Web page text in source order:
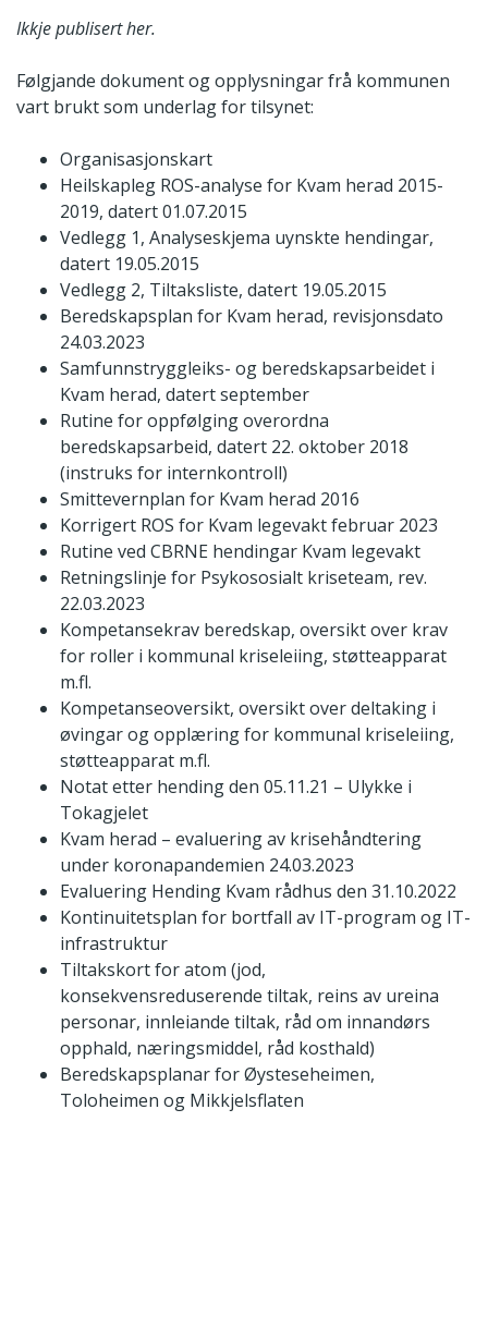
Ikkje publisert her.
Følgjande dokument og opplysningar frå kommunen
vart brukt som underlag for tilsynet:
Organisasjonskart
Heilskapleg ROS-analyse for Kvam herad 2015-
2019, datert 01.07.2015
Vedlegg 1, Analyseskjema uynskte hendingar,
datert 19.05.2015
Vedlegg 2, Tiltaksliste, datert 19.05.2015
Beredskapsplan for Kvam herad, revisjonsdato
24.03.2023
Samfunnstryggleiks- og beredskapsarbeidet i
Kvam herad, datert september
Rutine for oppfølging overordna
beredskapsarbeid, datert 22. oktober 2018
(instruks for internkontroll)
Smittevernplan for Kvam herad 2016
Korrigert ROS for Kvam legevakt februar 2023
Rutine ved CBRNE hendingar Kvam legevakt
Retningslinje for Psykososialt kriseteam, rev.
22.03.2023
Kompetansekrav beredskap, oversikt over krav
for roller i kommunal kriseleiing, støtteapparat
m.fl.
Kompetanseoversikt, oversikt over deltaking i
øvingar og opplæring for kommunal kriseleiing,
støtteapparat m.fl.
Notat etter hending den 05.11.21 – Ulykke i
Tokagjelet
Kvam herad – evaluering av krisehåndtering
under koronapandemien 24.03.2023
Evaluering Hending Kvam rådhus den 31.10.2022
Kontinuitetsplan for bortfall av IT-program og IT-
infrastruktur
Tiltakskort for atom (jod,
konsekvensreduserende tiltak, reins av ureina
personar, innleiande tiltak, råd om innandørs
opphald, næringsmiddel, råd kosthald)
Beredskapsplanar for Øysteseheimen,
Toloheimen og Mikkjelsflaten